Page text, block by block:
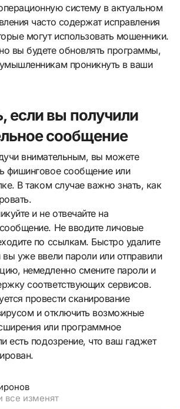
систему в актуальном
часто содержат исправления
могут использовать мошенники.
вы будете обновлять программы,
проникнуть в ваши
если вы получили
сообщение
внимательным, вы можете
фишинговое сообщение или
В таком случае важно знать, как
и не отвечайте на
Не вводите личовые
по ссылкам. Быстро удалите
уже ввели пароли или отправили
немедленно смените пароли и
соответствующих сервисов.
провести сканирование
и отключить возможные
или программное
есть подозрение, что ваш гаджет
все изменят